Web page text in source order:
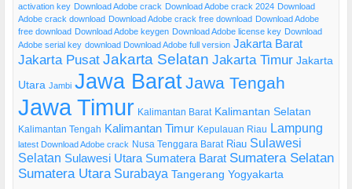
activation key Download Adobe crack Download Adobe crack 2024 Download
Adobe crack download Download Adobe crack free download Download Adobe
free download Download Adobe keygen Download Adobe license key Download
Adobe serial key download Download Adobe full version Jakarta Barat
Jakarta Pusat Jakarta Selatan Jakarta Timur Jakarta
Utara Jambi Jawa BaratJawa Tengah
Jawa Timur Kalimantan Barat Kalimantan Selatan
Kalimantan Tengah Kalimantan Timur Kepulauan Riau Lampung
latest Download Adobe crack Nusa Tenggara Barat Riau Sulawesi
Selatan Sulawesi Utara Sumatera Barat Sumatera Selatan
Sumatera Utara Surabaya Tangerang Yogyakarta